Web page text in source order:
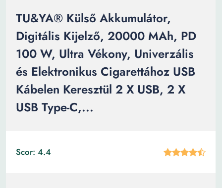
TU&YA® Külső Akkumulátor,
Digitális Kijelző, 20000 MAh, PD
100 W, Ultra Vékony, Univerzális
és Elektronikus Cigarettához USB
Kábelen Keresztül 2 X USB, 2 X
USB Type-C,...
Scor: 4.4